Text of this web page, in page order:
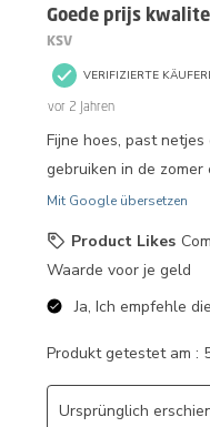
Goede prijs
KSV
VERIFIZIERTE
vor 2 Jahren
Fijne hoes, past
gebruiken in de
Mit Google übersetzen
Product Likes
Waarde voor je geld
Ja, Ich empfehle
Produkt getestet am :
Ursprünglich